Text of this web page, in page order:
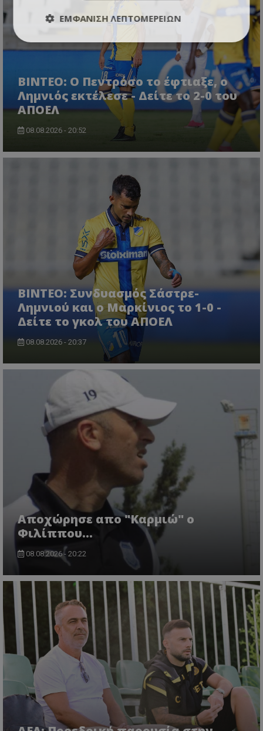
ΒΙΝΤΕΟ: Ο Πεντρόσο το έφτιαξε, ο
Λημνιός εκτέλεσε - Δείτε το 2-0 του
ΑΠΟΕΛ
08.08.2026 - 20:52
ΒΙΝΤΕΟ: Συνδυασμός Σάστρε-
Λημνιού και ο Μαρκίνιος το 1-0 -
Δείτε το γκολ του ΑΠΟΕΛ
08.08.2026 - 20:37
Aποχώρησε απο "Καρμιώ" ο
Φιλίππου...
08.08.2026 - 20:22
ΕΜΦΆΝΙΣΗ ΛΕΠΤΟΜΕΡΕΙΏΝ